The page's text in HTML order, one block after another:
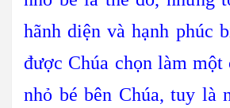
hãnh diện và hạnh phúc
được Chúa chọn làm một
nhỏ bé bên Chúa, tuy là